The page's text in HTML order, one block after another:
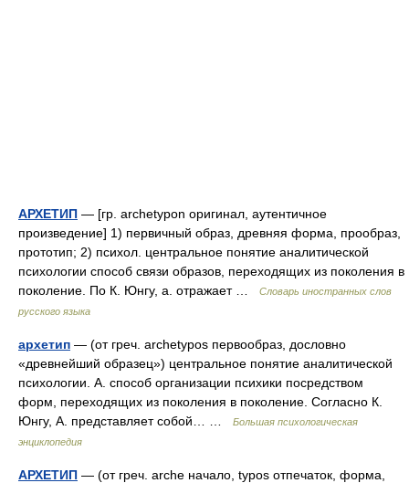
АРХЕТИП — [гр. archetypon оригинал, аутентичное
произведение] 1) первичный образ, древняя форма, прообраз,
прототип; 2) психол. центральное понятие аналитической
психологии способ связи образов, переходящих из поколения в
поколение. По К. Юнгу, а. отражает …
Словарь иностранных слов
русского языка
архетип — (от греч. archetypos первообраз, дословно
«древнейший образец») центральное понятие аналитической
психологии. А. способ организации психики посредством
форм, переходящих из поколения в поколение. Согласно К.
Юнгу, А. представляет собой… …
Большая психологическая
энциклопедия
АРХЕТИП — (от греч. arche начало, typos отпечаток, форма,